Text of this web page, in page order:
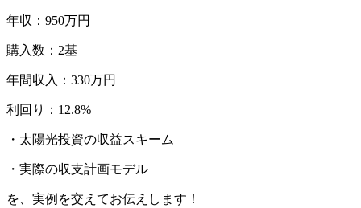
年収：950万円
購入数：2基
年間収入：330万円
利回り：12.8%
・太陽光投資の収益スキーム
・実際の収支計画モデル
を、実例を交えてお伝えします！